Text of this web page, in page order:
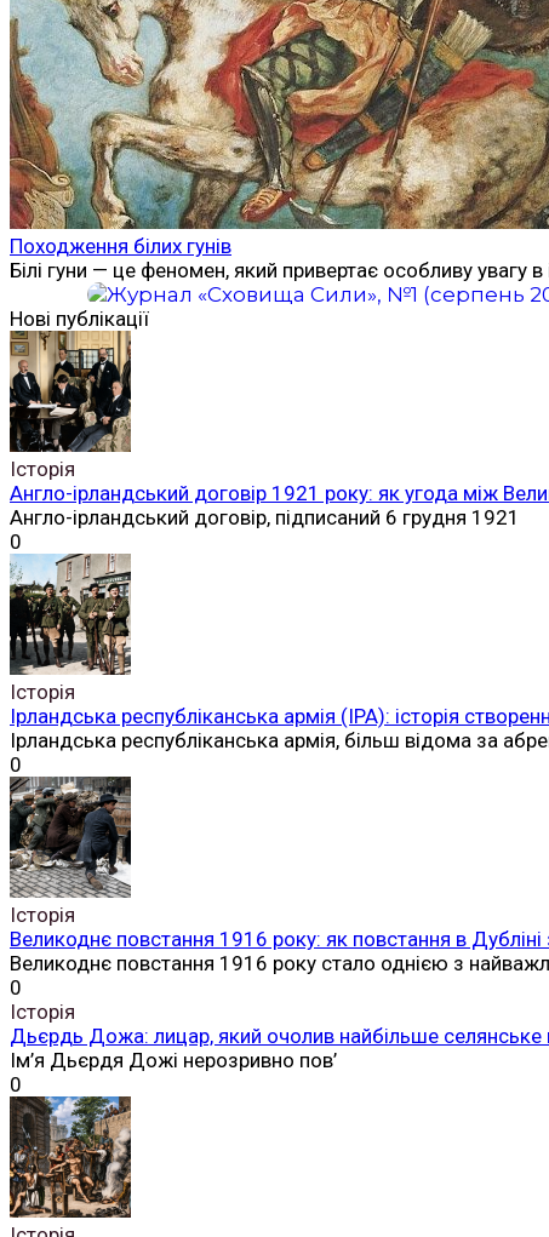
Походження білих гунів
Білі гуни — це феномен, який привертає особливу увагу
Нові публікації
Історія
Англо-ірландський договір 1921 року: як угода між
Англо-ірландський договір, підписаний 6 грудня 1921
0
Історія
Ірландська республіканська армія (ІРА): історія
Ірландська республіканська армія, більш відома за
0
Історія
Великоднє повстання 1916 року: як повстання в
Великоднє повстання 1916 року стало однією з
0
Історія
Дьєрдь Дожа: лицар, який очолив найбільше селянське
Ім’я Дьєрдя Дожі нерозривно пов’
0